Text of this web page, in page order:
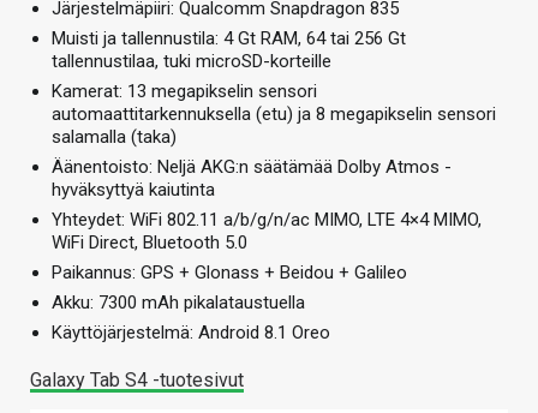
Järjestelmäpiiri: Qualcomm Snapdragon 835
Muisti ja tallennustila: 4 Gt RAM, 64 tai 256 Gt
tallennustilaa, tuki microSD-korteille
Kamerat: 13 megapikselin sensori
automaattitarkennuksella (etu) ja 8 megapikselin sensori
salamalla (taka)
Äänentoisto: Neljä AKG:n säätämää Dolby Atmos -
hyväksyttyä kaiutinta
Yhteydet: WiFi 802.11 a/b/g/n/ac MIMO, LTE 4×4 MIMO,
WiFi Direct, Bluetooth 5.0
Paikannus: GPS + Glonass + Beidou + Galileo
Akku: 7300 mAh pikalataustuella
Käyttöjärjestelmä: Android 8.1 Oreo
Galaxy Tab S4 -tuotesivut